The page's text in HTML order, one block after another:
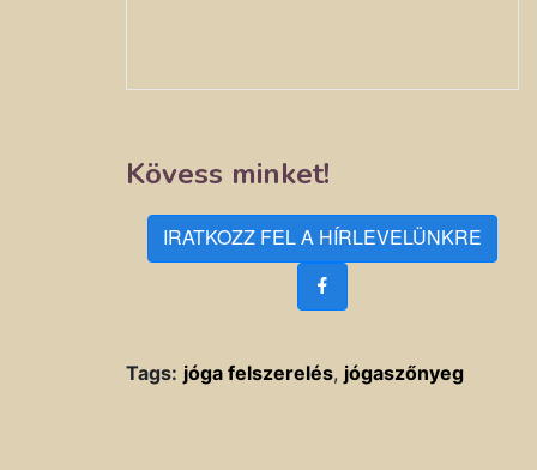
Kövess minket!
IRATKOZZ FEL A HÍRLEVELÜNKRE
Tags: jóga felszerelés, jógaszőnyeg